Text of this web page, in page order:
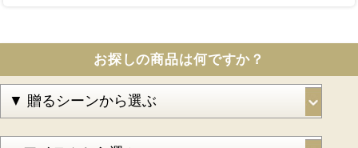
お探しの商品は何ですか？